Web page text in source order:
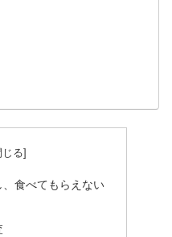
食べてもらえない